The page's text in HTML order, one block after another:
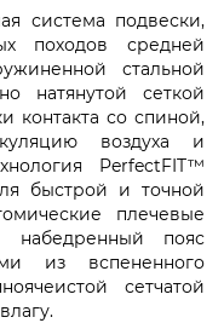
система подвески,
походов средней
стальной
натянутой сеткой
контакта со спиной,
воздуха и
PerfectFIT™
быстрой и точной
плечевые
пояс
из вспененного
сетчатой